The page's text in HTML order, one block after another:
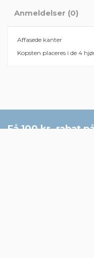
Anmeldelser (0)
Affasede kanter
Kopsten placeres i de 4
Få 100 kr. rabat